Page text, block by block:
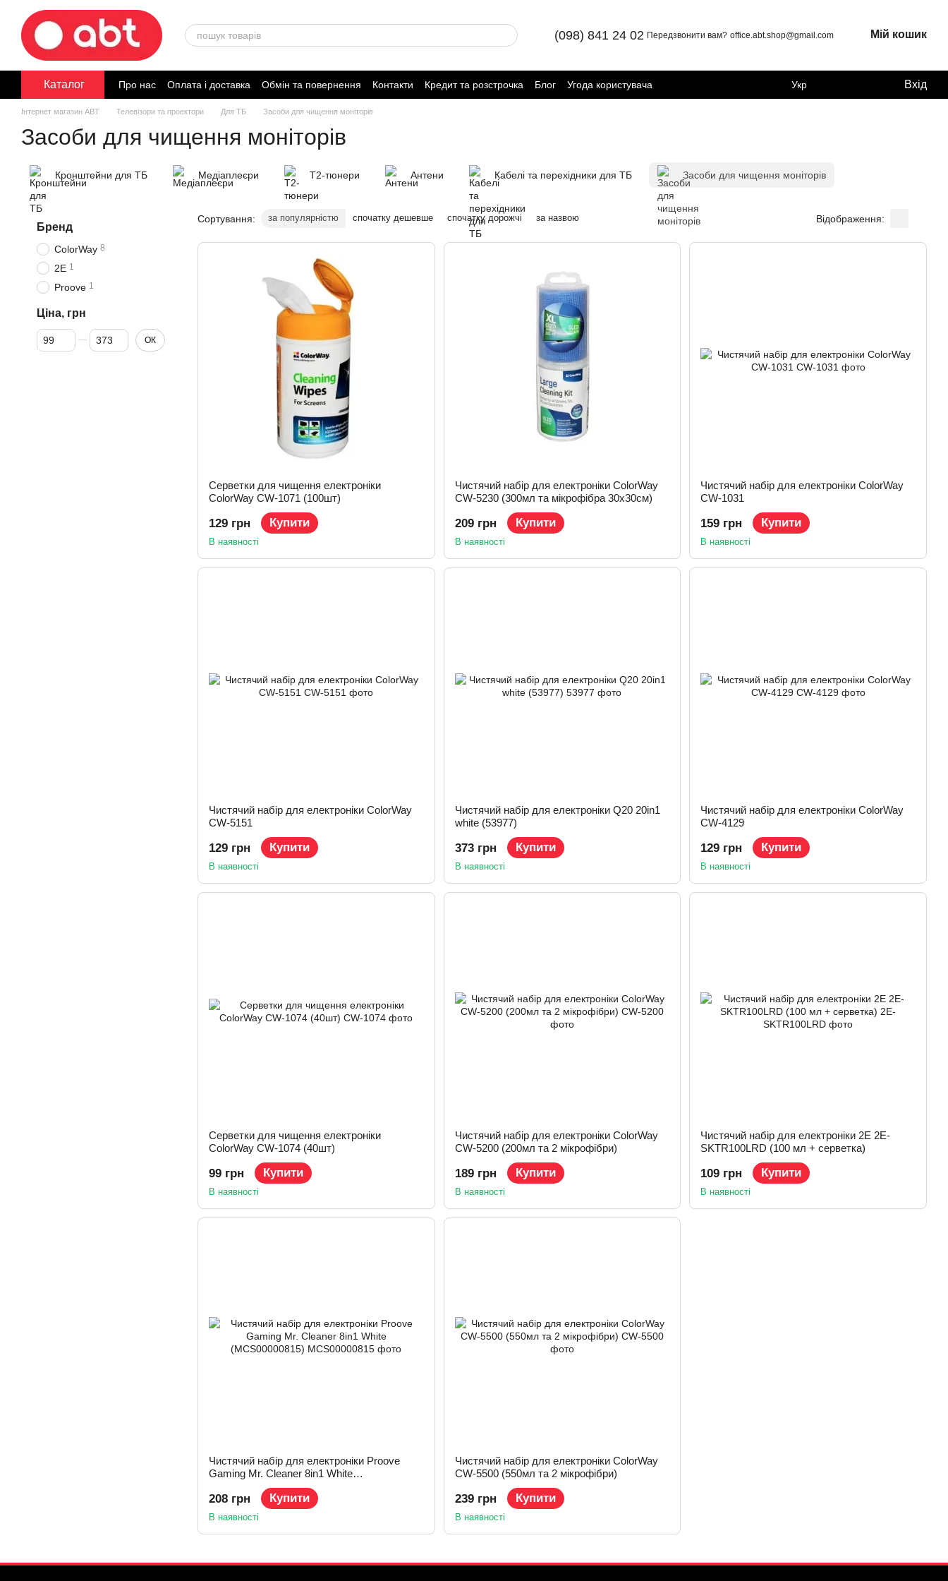
Перейти до основного контенту
(098) 841 24 02 Передзвонити вам? office.abt.shop@gmail.com Мій кошик
Каталог Про нас Оплата і доставка Обмін та повернення Контакти Кредит та розстрочка Блог
Угода користувача
Договір публічної оферти
Укр Вхід
Інтернет магазин ABT Телевізори та проектори Для ТБ Засоби для чищення моніторів
Засоби для чищення моніторів
Кронштейни для ТБ Медіаплеєри Т2-тюнери Антени Кабелі та перехідники для ТБ Засоби для чищення моніторів
Сортування: за популярністю спочатку дешевше спочатку дорожчі за назвою Відображення:
Серветки для чищення електроніки
ColorWay CW-1071 (100шт)
129 грн Купити
В наявності
Чистячий набір для електроніки ColorWay
CW-5230 (300мл та мікрофібра 30х30см)
209 грн Купити
В наявності
Чистячий набір для електроніки ColorWay
CW-1031
159 грн Купити
В наявності
Чистячий набір для електроніки ColorWay
CW-5151
129 грн Купити
В наявності
Чистячий набір для електроніки Q20 20in1
white (53977)
373 грн Купити
В наявності
Чистячий набір для електроніки ColorWay
CW-4129
129 грн Купити
В наявності
Серветки для чищення електроніки
ColorWay CW-1074 (40шт)
99 грн Купити
В наявності
Чистячий набір для електроніки ColorWay
CW-5200 (200мл та 2 мікрофібри)
189 грн Купити
В наявності
Чистячий набір для електроніки 2E 2E-
SKTR100LRD (100 мл + серветка)
109 грн Купити
В наявності
Чистячий набір для електроніки Proove
Gaming Mr. Cleaner 8in1 White
(MCS00000815)
208 грн Купити
В наявності
Чистячий набір для електроніки ColorWay
CW-5500 (550мл та 2 мікрофібри)
239 грн Купити
В наявності
Бренд
ColorWay 8
2E 1
Proove 1
Ціна, грн
Від Ціна, грн
До Ціна, грн ОК